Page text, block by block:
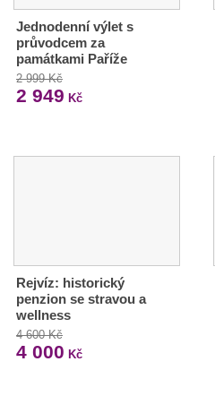
Jednodenní výlet s
průvodcem za
památkami Paříže
2 999 Kč
2 949 Kč
Rejvíz: historický
penzion se stravou a
wellness
4 600 Kč
4 000 Kč